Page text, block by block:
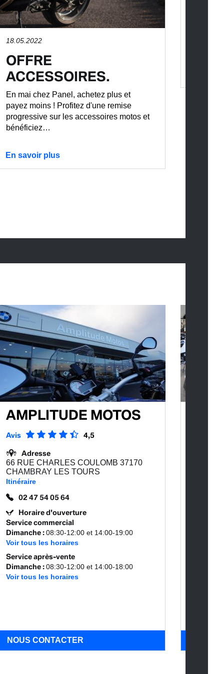
18.05.2022
OFFRE
ACCESSOIRES.
En mai chez Panel, achetez plus et
payez moins ! Profitez d'une remise
progressive sur les accessoires motos et
bénéficiez…
En savoir plus
AMPLITUDE MOTOS
Avis 4,5
Adresse
66 RUE CHARLES COULOMB 37170
CHAMBRAY LES TOURS
Itinéraire
02 47 54 05 64
Horaire d'ouverture
Service commercial
Dimanche :08:30-12:00 et 14:00-19:00
Voir tous les horaires
Service après-vente
Dimanche :08:30-12:00 et 14:00-18:00
Voir tous les horaires
NOUS CONTACTER